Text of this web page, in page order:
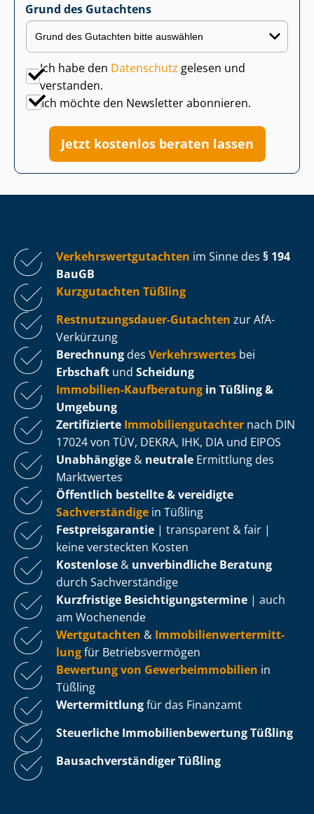
Grund des Gutachtens
Ich habe den Datenschutz gelesen und
verstanden.
Ich möchte den Newsletter abonnieren.
Jetzt kostenlos beraten lassen
Ver­kehrs­wert­gut­ach­ten im Sinne des § 194
BauGB
Kurzgutachten Tüßling
Rest­nut­zungs­dau­er-Gutachten zur AfA-
Verkürzung
Berechnung des Verkehrswertes bei
Erbschaft und Scheidung
Immobilien-Kaufberatung in Tüßling &
Umgebung
Zertifizierte Im­mo­bi­li­en­gut­ach­ter nach DIN
17024 von TÜV, DEKRA, IHK, DIA und EIPOS
Unabhängige & neutrale Ermittlung des
Marktwertes
Öffentlich bestellte & vereidigte
Sachverständige in Tüßling
Fest­preis­ga­ran­tie | transparent & fair |
keine versteckten Kosten
Kostenlose & unverbindliche Beratung
durch Sachverständige
Kurzfristige Be­sich­ti­gungs­ter­mi­ne | auch
am Wochenende
Wertgutachten & Im­mo­bi­li­en­wert­ermitt­
lungfür Be­triebs­ver­mö­gen
Bewertung von Ge­wer­be­im­mo­bi­li­en in
Tüßling
Wertermittlungfür das Finanzamt
Steuerliche Im­mo­bi­li­en­be­wer­tungTüßling
Bau­sach­ver­stän­di­ger Tüßling